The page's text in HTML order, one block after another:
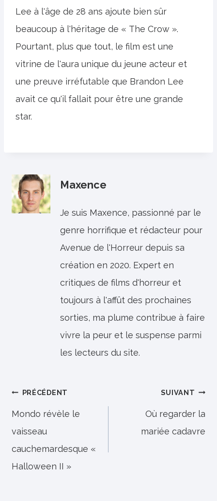
Lee à l'âge de 28 ans ajoute bien sûr
beaucoup à l'héritage de « The Crow ».
Pourtant, plus que tout, le film est une
vitrine de l'aura unique du jeune acteur et
une preuve irréfutable que Brandon Lee
avait ce qu'il fallait pour être une grande
star.
Maxence
Je suis Maxence, passionné par le
genre horrifique et rédacteur pour
Avenue de l'Horreur depuis sa
création en 2020. Expert en
critiques de films d'horreur et
toujours à l'affût des prochaines
sorties, ma plume contribue à faire
vivre la peur et le suspense parmi
les lecteurs du site.
Navigation
de
l’article
PRÉCÉDENT
Mondo révèle le
vaisseau
cauchemardesque «
Halloween II »
SUIVANT
Où regarder la
mariée cadavre